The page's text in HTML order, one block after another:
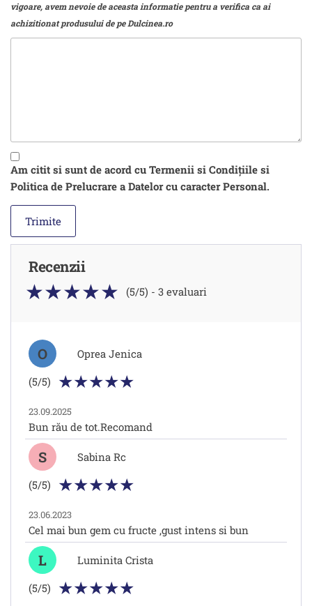
vigoare, avem nevoie de aceasta informatie pentru a verifica ca ai
achizitionat produsului de pe Dulcinea.ro
Am citit si sunt de acord cu Termenii si Condițiile si
Politica de Prelucrare a Datelor cu caracter Personal.
Recenzii
(5/5) - 3 evaluari
O
Oprea Jenica
(5/5)
23.09.2025
Bun rău de tot.Recomand
S
Sabina Rc
(5/5)
23.06.2023
Cel mai bun gem cu fructe ,gust intens si bun
L
Luminita Crista
(5/5)